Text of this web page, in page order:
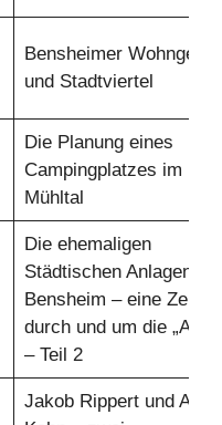
Bensheimer
und Stadtviertel
Die Planung eines
Campingplatzes im
Mühltal
Die ehemaligen
Städtischen Anlagen in
Bensheim – eine
durch und um die
– Teil 2
Jakob Rippert und